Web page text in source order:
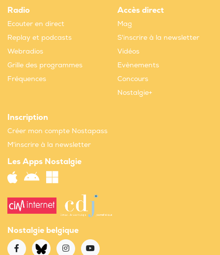
Radio
Ecouter en direct
Replay et podcasts
Webradios
Grille des programmes
Fréquences
Accès direct
Mag
S'inscrire à la newsletter
Vidéos
Evènements
Concours
Nostalgie+
Inscription
Créer mon compte Nostapass
M'inscrire à la newsletter
Les Apps Nostalgie
Nostalgie belgique